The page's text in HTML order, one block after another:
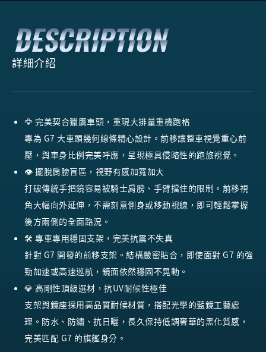
詳細介紹
🦅 完美契合獵鷹車頭，重現大排量重機跑格
專為 G7 大車頭幾何線條精心設計。前移讓整車視覺重心前
壓，與車身比例完美呼應，呈現極具侵略性的跑旅視覺。
👁️ 擺脫肩膀盲區，視野有感加寬加大
打破傳統手把鏡容易被騎士肩膀、手臂擋住的限制。前移視
角大幅向外延伸，不需刻意側身或移動視線，即可輕鬆掌握
後方兩側的全面路況。
🛠️ 專車專用穩固支架，完美抗震不失真
針對 G7 開發的前移支架。結構嚴密貼合，即使面對 G7 的強
勁加速或高速巡航，鏡面依然穩固不晃動。
💎 高剛性頂級選材，抗UV耐候性極佳
支架與鏡座採用高品質耐候材質，搭配光學的藍鏡工藝處
理。防水、防鏽、抗日曬，長久保持低調奢華的黑化質感，
完美匹配 G7 的旗艦身分。